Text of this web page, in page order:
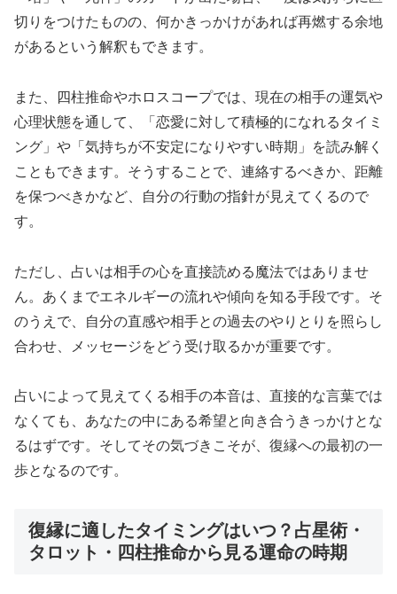
切りをつけたものの、何かきっかけがあれば再燃する余地
があるという解釈もできます。
また、四柱推命やホロスコープでは、現在の相手の運気や
心理状態を通して、「恋愛に対して積極的になれるタイミ
ング」や「気持ちが不安定になりやすい時期」を読み解く
こともできます。そうすることで、連絡するべきか、距離
を保つべきかなど、自分の行動の指針が見えてくるので
す。
ただし、占いは相手の心を直接読める魔法ではありませ
ん。あくまでエネルギーの流れや傾向を知る手段です。そ
のうえで、自分の直感や相手との過去のやりとりを照らし
合わせ、メッセージをどう受け取るかが重要です。
占いによって見えてくる相手の本音は、直接的な言葉では
なくても、あなたの中にある希望と向き合うきっかけとな
るはずです。そしてその気づきこそが、復縁への最初の一
歩となるのです。
復縁に適したタイミングはいつ？占星術・
タロット・四柱推命から見る運命の時期